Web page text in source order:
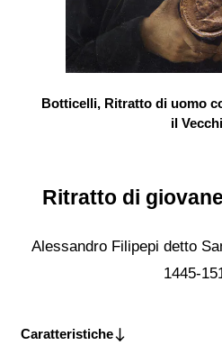
Botticelli, Ritratto di uomo
il
Ritratto di
Alessandro Filipepi detto
1445-
Caratteristiche